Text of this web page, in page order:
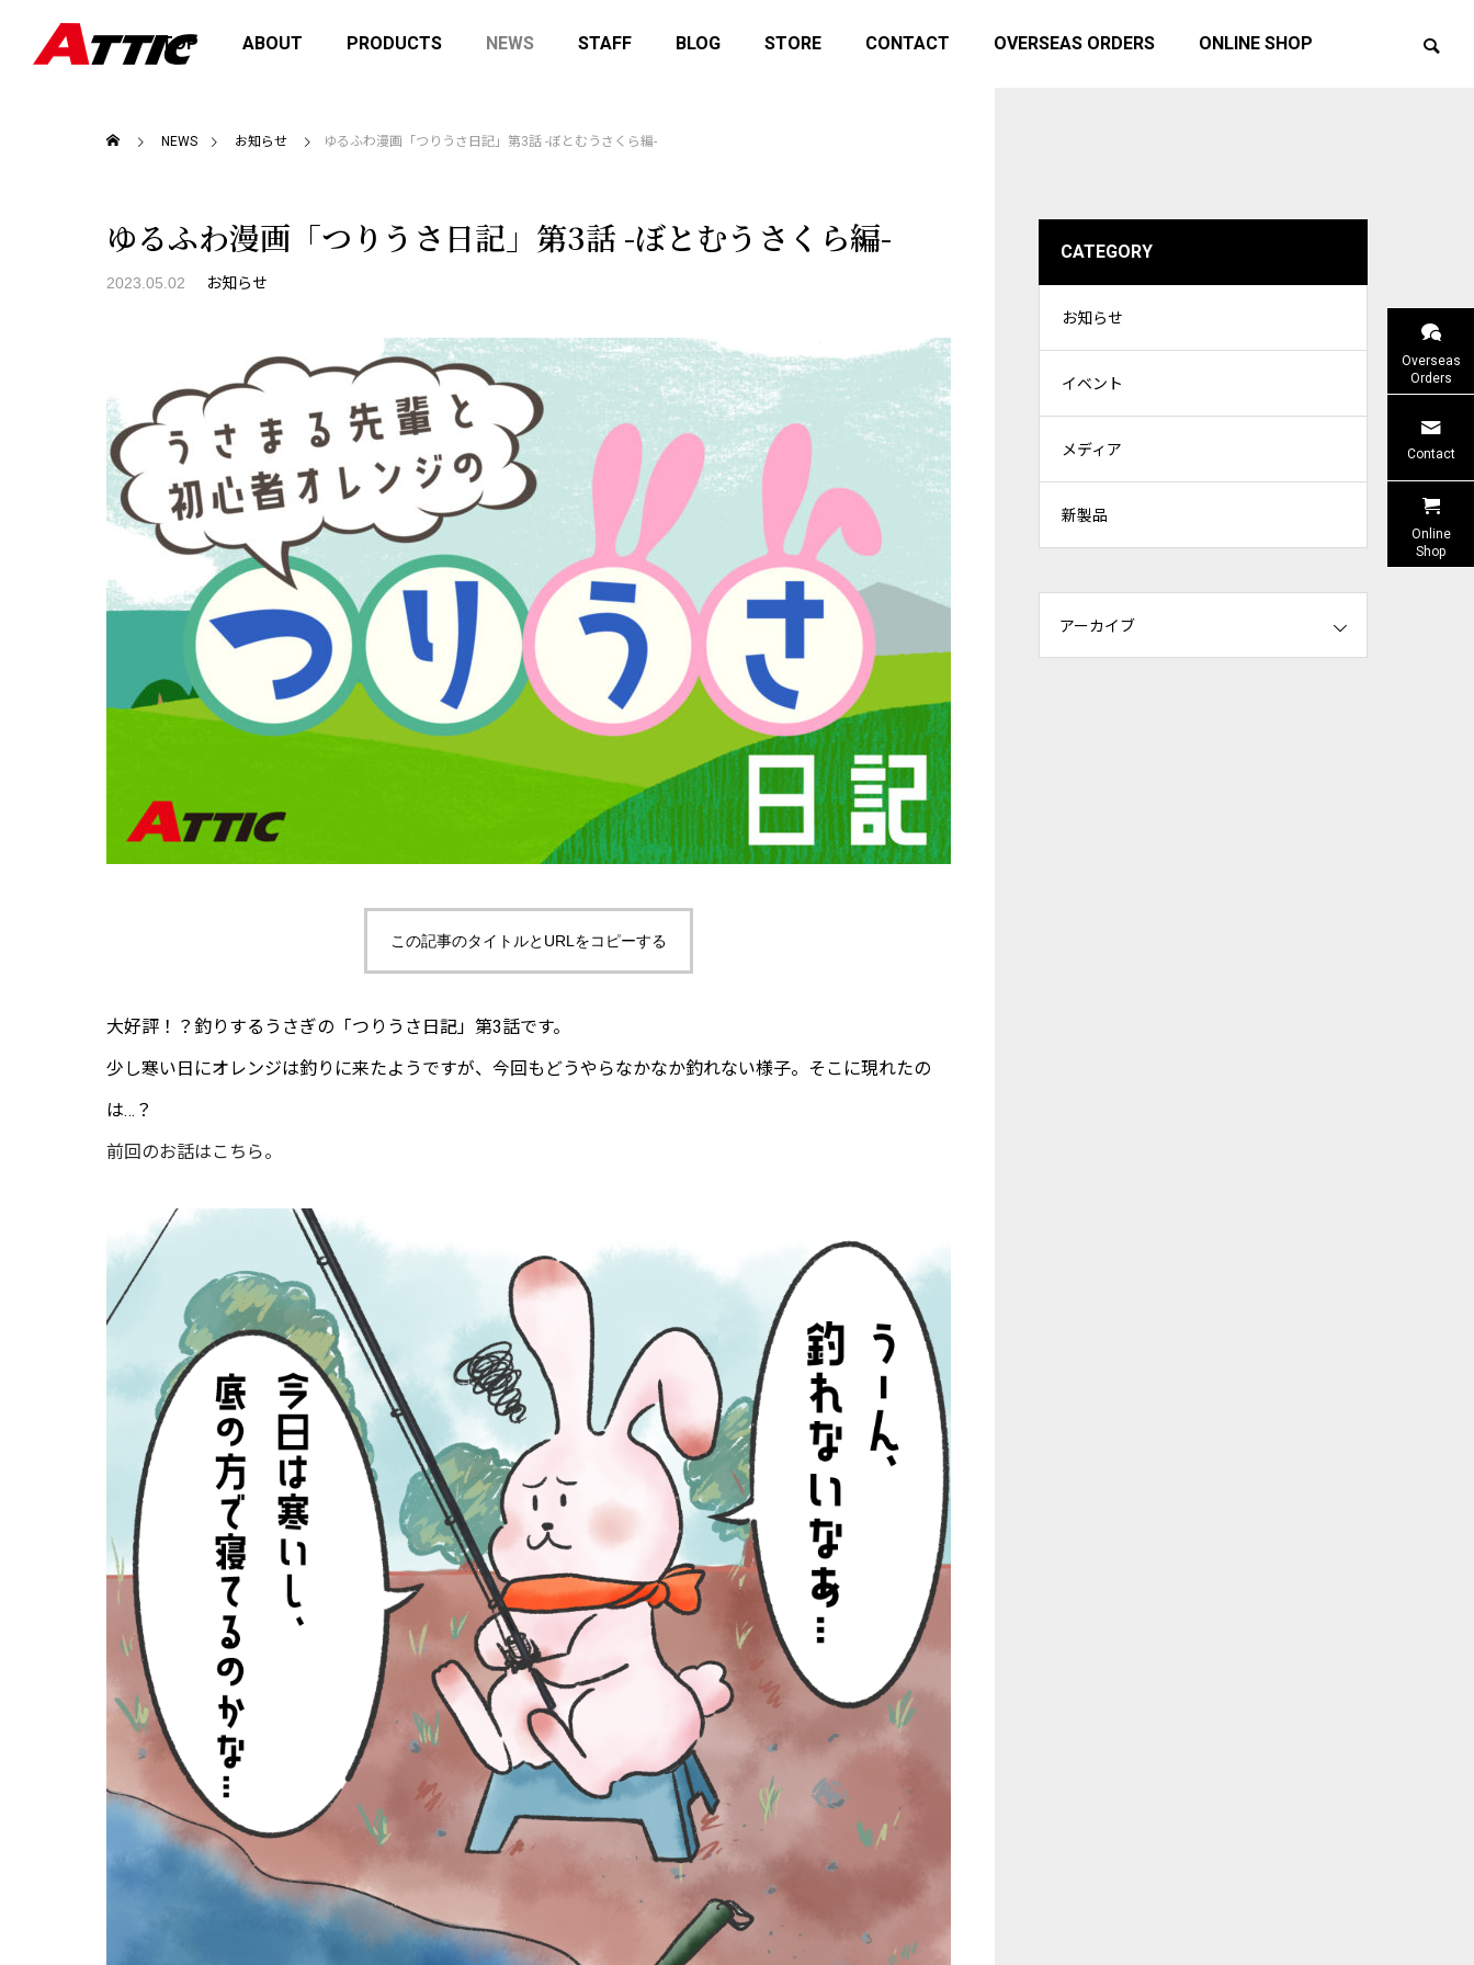
TOP ABOUT PRODUCTS NEWS STAFF BLOG STORE CONTACT OVERSEAS ORDERS ONLINE SHOP
お知らせ
factory-lab.shop にてデッドストック
商品の販売を開始しました
お知らせ
12月14日(日)はマニアックスフェス20
25に参加します！
イベント
ATTICサマーキャンペーン2026を開催
イベント お知らせ
NEWS お知らせ ゆるふわ漫画「つりうさ日記」第3話 -ぼとむうさくら編-
ゆるふわ漫画「つりうさ日記」第3話 -ぼとむうさくら編-
2023.05.02 お知らせ
この記事のタイトルとURLをコピーする
大好評！？釣りするうさぎの「つりうさ日記」第3話です。
少し寒い日にオレンジは釣りに来たようですが、今回もどうやらなかなか釣れない様子。そこに現れたの
は…？
前回のお話はこちら。
CATEGORY
お知らせ
イベント
メディア
新製品
アーカイブ
Overseas
Orders
Contact
Online
Shop